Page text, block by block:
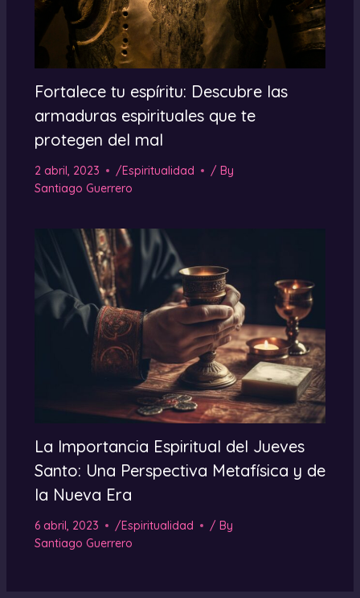
Fortalece tu espíritu: Descubre las
armaduras espirituales que te
protegen del mal
2 abril, 2023 /Espiritualidad
/ By
Santiago Guerrero
La Importancia Espiritual del Jueves
Santo: Una Perspectiva Metafísica y de
la Nueva Era
6 abril, 2023 /Espiritualidad
/ By
Santiago Guerrero